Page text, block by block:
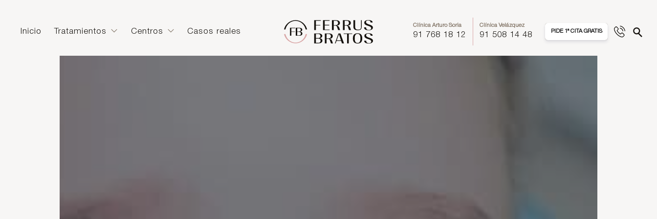
Inicio Tratamientos Centros Casos reales
Clínica Arturo Soria
91 768 18 12
Clínica Velázquez
91 508 14 48 PIDE 1ª CITA GRATIS